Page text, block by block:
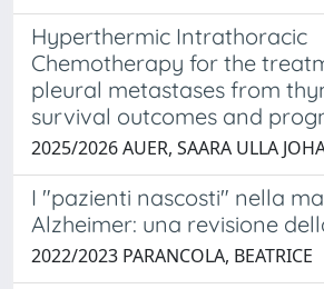
Hyperthermic Intrathoracic
Chemotherapy for the
pleural metastases from
survival outcomes and
2025/2026 AUER, SAARA ULLA
I "pazienti nascosti" nella
Alzheimer: una revisione
2022/2023 PARANCOLA, BEATRICE